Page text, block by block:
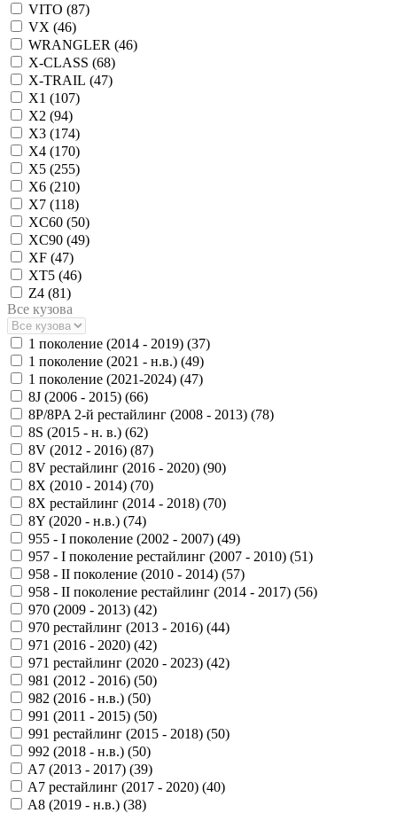
VITO (87)
VX (46)
WRANGLER (46)
X-CLASS (68)
X-TRAIL (47)
X1 (107)
X2 (94)
X3 (174)
X4 (170)
X5 (255)
X6 (210)
X7 (118)
XC60 (50)
XC90 (49)
XF (47)
XT5 (46)
Z4 (81)
Все кузова
1 поколение (2014 - 2019) (37)
1 поколение (2021 - н.в.) (49)
1 поколение (2021-2024) (47)
8J (2006 - 2015) (66)
8P/8PA 2-й рестайлинг (2008 - 2013) (78)
8S (2015 - н. в.) (62)
8V (2012 - 2016) (87)
8V рестайлинг (2016 - 2020) (90)
8X (2010 - 2014) (70)
8X рестайлинг (2014 - 2018) (70)
8Y (2020 - н.в.) (74)
955 - I поколение (2002 - 2007) (49)
957 - I поколение рестайлинг (2007 - 2010) (51)
958 - II поколение (2010 - 2014) (57)
958 - II поколение рестайлинг (2014 - 2017) (56)
970 (2009 - 2013) (42)
970 рестайлинг (2013 - 2016) (44)
971 (2016 - 2020) (42)
971 рестайлинг (2020 - 2023) (42)
981 (2012 - 2016) (50)
982 (2016 - н.в.) (50)
991 (2011 - 2015) (50)
991 рестайлинг (2015 - 2018) (50)
992 (2018 - н.в.) (50)
A7 (2013 - 2017) (39)
A7 рестайлинг (2017 - 2020) (40)
A8 (2019 - н.в.) (38)